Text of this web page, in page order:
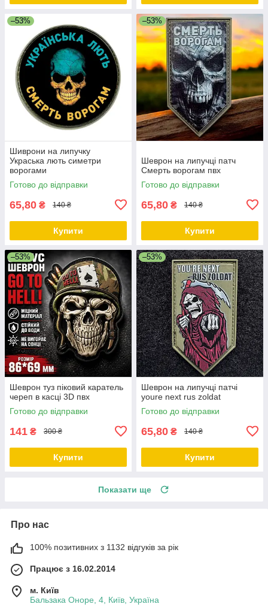
–53%
Шиврони на липучку
Украська лють симетри
ворогами
Готово до відправки
65,80 ₴ 140 ₴
Купити
–53%
Шеврон на липучці патч
Смерть ворогам пвх
Готово до відправки
65,80 ₴ 140 ₴
Купити
–53%
Шеврон туз піковий каратель
череп в касці 3D пвх
Готово до відправки
141 ₴ 300 ₴
Купити
–53%
Шеврон на липучці патчі
youre next rus zoldat
Готово до відправки
65,80 ₴ 140 ₴
Купити
Показати ще
Про нас
100% позитивних з 1132 відгуків за рік
Працює з 16.02.2014
м. Київ
Бальзака Оноре, 4, Київ, Україна